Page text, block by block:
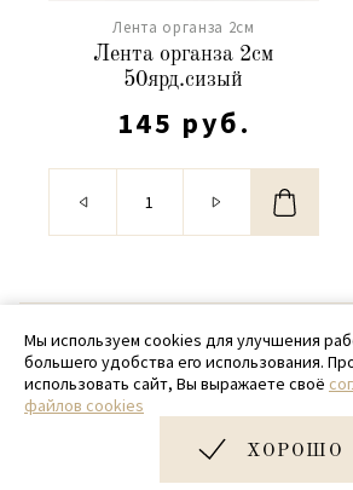
Лента органза 2см
Лента органза 2см
50ярд.сизый
145 руб.
© 2020 - 2026
+ 7 (918) 699-97-
zakaz@sampack.store
Дизайн и разработка сайта
Мы используем cookies для улучшения
большего удобства его использования.
использовать сайт, Вы выражаете своё
файлов cookies
ХОРОШО